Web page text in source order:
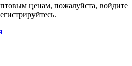
ценам, пожалуйста, войдите